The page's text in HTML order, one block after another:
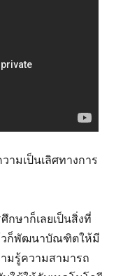
ามเป็นเลิศทางการ
กษาก็เลยเป็นสิ่งที่
วก็พัฒนาบัณฑิตให้มี
มรู้ความสามารถ